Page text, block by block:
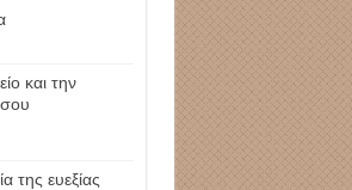
και την
της ευεξίας